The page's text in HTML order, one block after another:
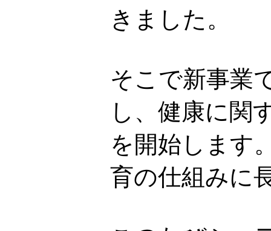
きました。
そこで新事業
し、健康に関
を開始します
育の仕組みに